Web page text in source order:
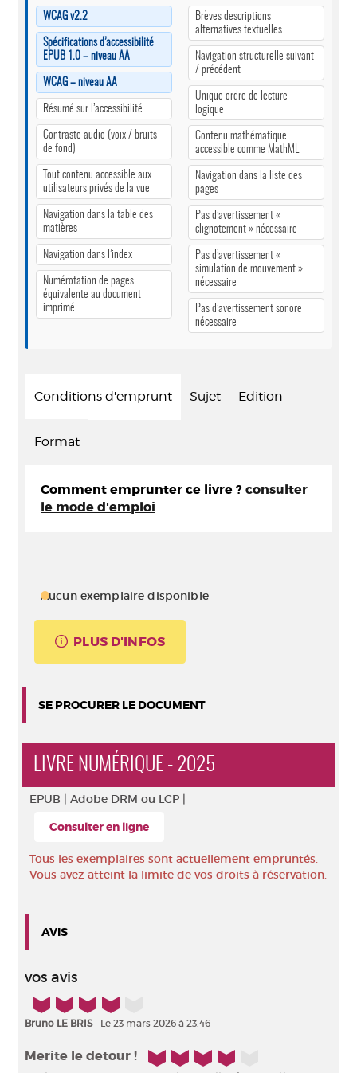
WCAG v2.2
Spécifications d’accessibilité
EPUB 1.0 – niveau AA
WCAG – niveau AA
Résumé sur l’accessibilité
Contraste audio (voix / bruits
de fond)
Tout contenu accessible aux
utilisateurs privés de la vue
Navigation dans la table des
matières
Navigation dans l’index
Numérotation de pages
équivalente au document
imprimé
Brèves descriptions
alternatives textuelles
Navigation structurelle suivant
/ précédent
Unique ordre de lecture
logique
Contenu mathématique
accessible comme MathML
Navigation dans la liste des
pages
Pas d’avertissement «
clignotement » nécessaire
Pas d’avertissement «
simulation de mouvement »
nécessaire
Pas d’avertissement sonore
nécessaire
Conditions d'emprunt Sujet Edition
Format
Comment emprunter ce livre ? consulter
le mode d'emploi
Aucun exemplaire disponible
PLUS D'INFOS
SE PROCURER LE DOCUMENT
LIVRE NUMÉRIQUE - 2025
EPUB | Adobe DRM ou LCP |
Consulter en ligne
Tous les exemplaires sont actuellement empruntés.
Vous avez atteint la limite de vos droits à réservation.
AVIS
vos avis
4/5
Bruno LE BRIS- Le 23 mars 2026 à 23:46
Merite le detour ! 4/5